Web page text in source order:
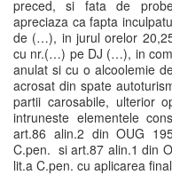
preced, si fata de
apreciaza ca fapta
de (…), in jurul orelor
cu nr.(…) pe DJ (…), in
anulat si cu o alcoolemie
acrosat din spate
partii carosabile, ulterior
intruneste elementele
art.86 alin.2 din OUG
C.pen. si art.87 alin.1 din
lit.a C.pen. cu aplicarea